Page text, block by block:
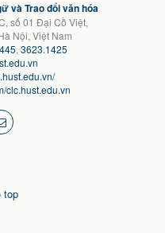
và Trao đổi văn hóa
số 01 Đại Cồ Việt,
Nội, Việt Nam
, 3623.1425
clc.hust.edu.vn
top